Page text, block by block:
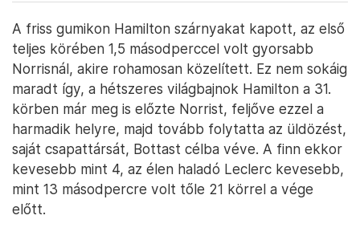
A friss gumikon Hamilton szárnyakat kapott, az első
teljes körében 1,5 másodperccel volt gyorsabb
Norrisnál, akire rohamosan közelített. Ez nem sokáig
maradt így, a hétszeres világbajnok Hamilton a 31.
körben már meg is előzte Norrist, feljőve ezzel a
harmadik helyre, majd tovább folytatta az üldözést,
saját csapattársát, Bottast célba véve. A finn ekkor
kevesebb mint 4, az élen haladó Leclerc kevesebb,
mint 13 másodpercre volt tőle 21 körrel a vége
előtt.